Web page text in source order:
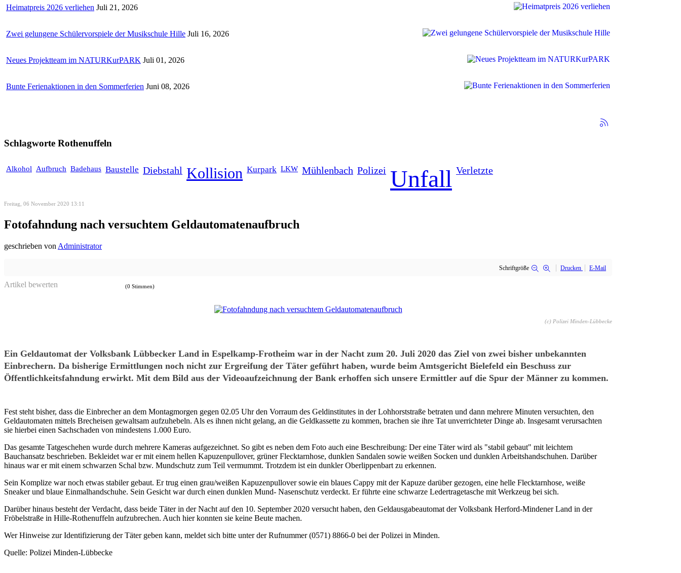
Heimatpreis 2026 verliehen Juli 21, 2026
Zwei gelungene Schülervorspiele der Musikschule Hille Juli 16, 2026
Neues Projektteam im NATURKurPARK Juli 01, 2026
Bunte Ferienaktionen in den Sommerferien Juni 08, 2026
Schlagworte Rothenuffeln
Alkohol Aufbruch Badehaus Baustelle Diebstahl Kollision Kurpark LKW Mühlenbach Polizei Unfall Verletzte
Freitag, 06 November 2020 13:11
Fotofahndung nach versuchtem Geldautomatenaufbruch
geschrieben von Administrator
Schriftgröße Drucken E-Mail
Artikel bewerten (0 Stimmen)
(c) Polizei Minden-Lübbecke
Ein Geldautomat der Volksbank Lübbecker Land in Espelkamp-Frotheim war in der Nacht zum 20. Juli 2020 das Ziel von zwei bisher unbekannten
Einbrechern. Da bisherige Ermittlungen noch nicht zur Ergreifung der Täter geführt haben, wurde beim Amtsgericht Bielefeld ein Beschuss zur
Öffentlichkeitsfahndung erwirkt. Mit dem Bild aus der Videoaufzeichnung der Bank erhoffen sich unsere Ermittler auf die Spur der Männer zu kommen.
Fest steht bisher, dass die Einbrecher an dem Montagmorgen gegen 02.05 Uhr den Vorraum des Geldinstitutes in der Lohhorststraße betraten und dann mehrere Minuten versuchten, den
Geldautomaten mittels Brecheisen gewaltsam aufzuhebeln. Als es ihnen nicht gelang, an die Geldkassette zu kommen, brachen sie ihre Tat unverrichteter Dinge ab. Insgesamt verursachten
sie hierbei einen Sachschaden von mindestens 1.000 Euro.
Das gesamte Tatgeschehen wurde durch mehrere Kameras aufgezeichnet. So gibt es neben dem Foto auch eine Beschreibung: Der eine Täter wird als "stabil gebaut" mit leichtem
Bauchansatz beschrieben. Bekleidet war er mit einem hellen Kapuzenpullover, grüner Flecktarnhose, dunklen Sandalen sowie weißen Socken und dunklen Arbeitshandschuhen. Darüber
hinaus war er mit einem schwarzen Schal bzw. Mundschutz zum Teil vermummt. Trotzdem ist ein dunkler Oberlippenbart zu erkennen.
Sein Komplize war noch etwas stabiler gebaut. Er trug einen grau/weißen Kapuzenpullover sowie ein blaues Cappy mit der Kapuze darüber gezogen, eine helle Flecktarnhose, weiße
Sneaker und blaue Einmalhandschuhe. Sein Gesicht war durch einen dunklen Mund- Nasenschutz verdeckt. Er führte eine schwarze Ledertragetasche mit Werkzeug bei sich.
Darüber hinaus besteht der Verdacht, dass beide Täter in der Nacht auf den 10. September 2020 versucht haben, den Geldausgabeautomat der Volksbank Herford-Mindener Land in der
Fröbelstraße in Hille-Rothenuffeln aufzubrechen. Auch hier konnten sie keine Beute machen.
Wer Hinweise zur Identifizierung der Täter geben kann, meldet sich bitte unter der Rufnummer (0571) 8866-0 bei der Polizei in Minden.
Quelle: Polizei Minden-Lübbecke